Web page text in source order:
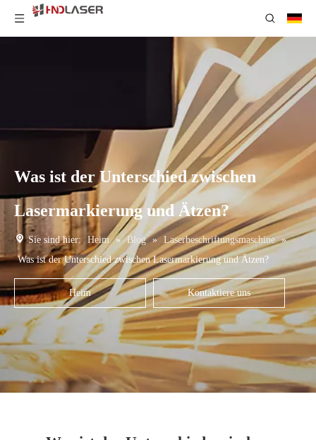
Was ist der Unterschied zwischen
Lasermarkierung und Ätzen?
Sie sind hier: Heim » Blog » Laserbeschriftungsmaschine »
Was ist der Unterschied zwischen Lasermarkierung und Ätzen?
Heim Kontaktiere uns